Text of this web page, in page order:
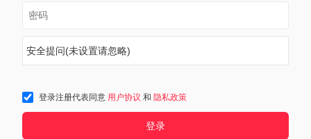
安全提问(未设置请忽略)
登录注册代表同意 用户协议 和 隐私政策
登录